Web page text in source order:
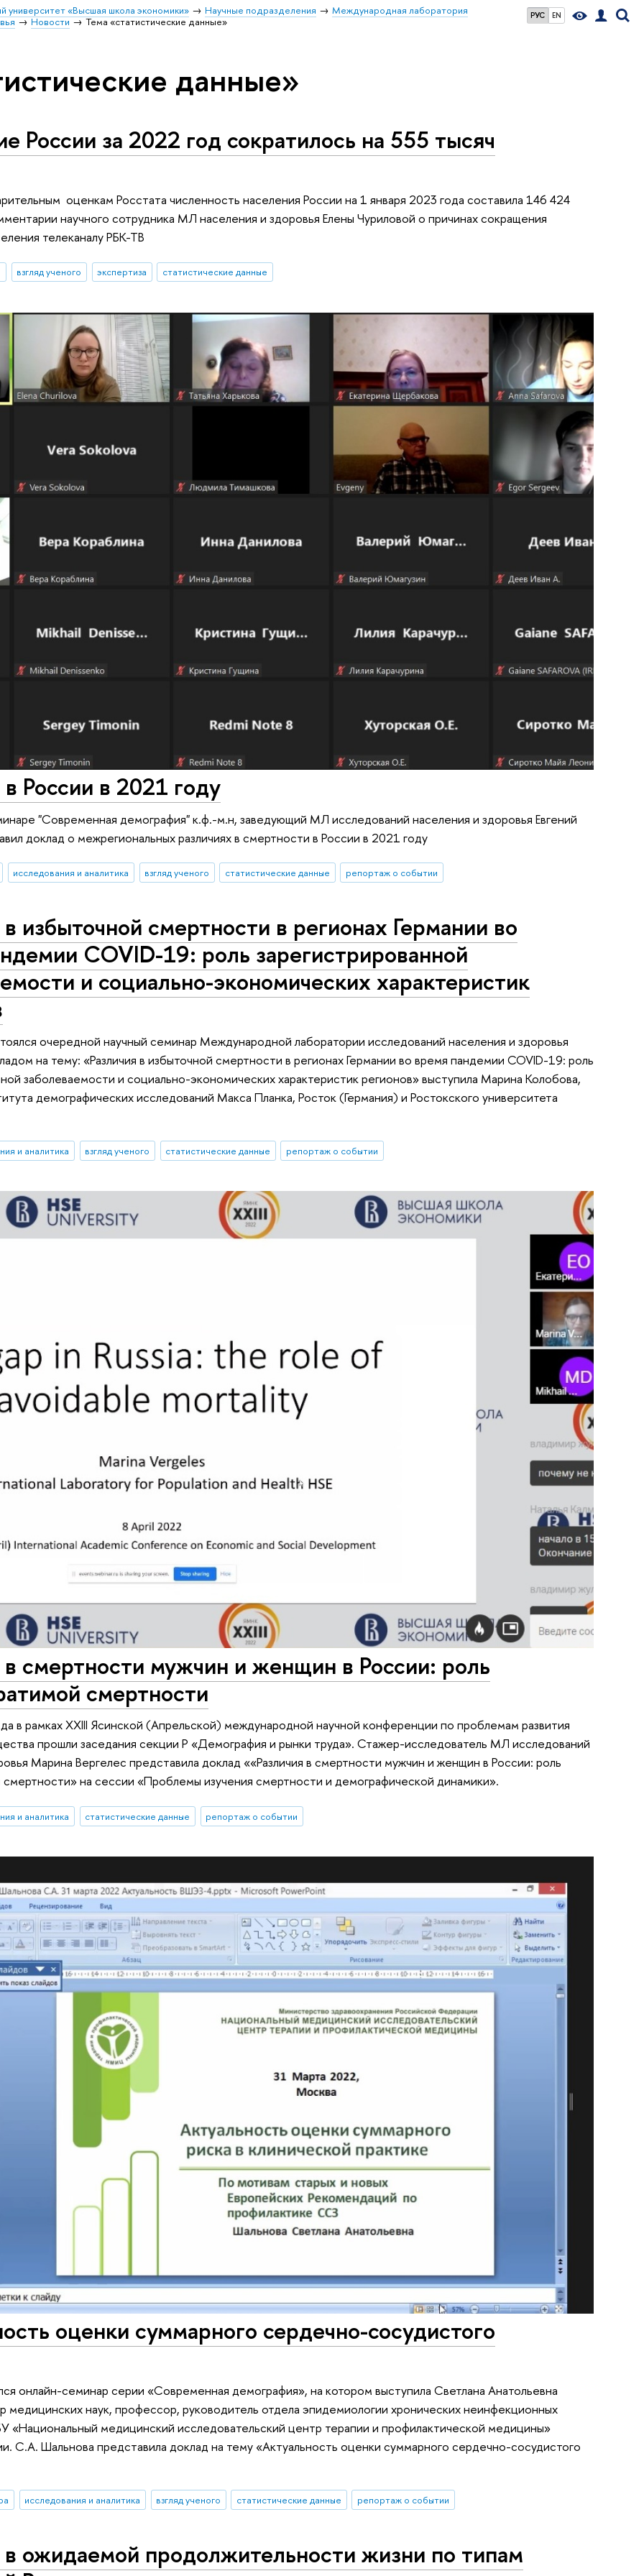
РУС EN
университет «Высшая школа экономики» Научные подразделения
Международная лаборатория
Новости Тема «статистические данные»
данные»
России за 2022 год сократилось на 555 тысяч
оценкам Росстата численность населения России на 1 января 2023 года составила 146 424
научного сотрудника МЛ населения и здоровья Елены Чуриловой о причинах сокращения
телеканалу РБК-ТВ
взгляд ученого экспертиза статистические данные
России в 2021 году
"Современная демография" к.ф.-м.н, заведующий МЛ исследований населения и здоровья Евгений
доклад о межрегиональных различиях в смертности в России в 2021 году
исследования и аналитика взгляд ученого статистические данные репортаж о событии
в избыточной смертности в регионах Германии во
COVID-19: роль зарегистрированной
и социально-экономических характеристик
очередной научный семинар Международной лаборатории исследований населения и здоровья
на тему: «Различия в избыточной смертности в регионах Германии во время пандемии COVID-19: роль
заболеваемости и социально-экономических характеристик регионов» выступила Марина Колобова,
демографических исследований Макса Планка, Росток (Германия) и Ростокского университета
и аналитика взгляд ученого статистические данные репортаж о событии
в смертности мужчин и женщин в России: роль
смертности
в рамках XXIII Ясинской (Апрельской) международной научной конференции по проблемам развития
прошли заседания секции P «Демография и рынки труда». Стажер-исследователь МЛ исследований
Марина Вергелес представила доклад ««Различия в смертности мужчин и женщин в России: роль
на сессии «Проблемы изучения смертности и демографической динамики».
и аналитика статистические данные репортаж о событии
оценки суммарного сердечно-сосудистого
онлайн-семинар серии «Современная демография», на котором выступила Светлана Анатольевна
медицинских наук, профессор, руководитель отдела эпидемиологии хронических неинфекционных
«Национальный медицинский исследовательский центр терапии и профилактической медицины»
С.А. Шальнова представила доклад на тему «Актуальность оценки суммарного сердечно-сосудистого
исследования и аналитика взгляд ученого статистические данные репортаж о событии
в ожидаемой продолжительности жизни по типам